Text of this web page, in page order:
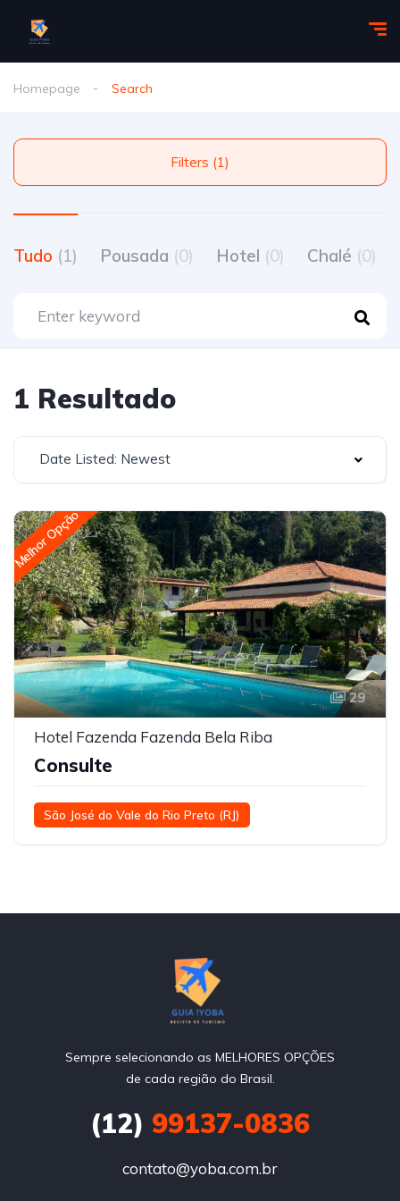
Homepage Search
Filters (1)
Tudo (1) Pousada (0) Hotel (0) Chalé (0)
1 Resultado
Date Listed: Newest
Melhor Opção
29
Hotel Fazenda Fazenda Bela Riba
Consulte
São José do Vale do Rio Preto (RJ)
Sempre selecionando as MELHORES OPÇÕES
de cada região do Brasil.
(12) 99137-0836
contato@yoba.com.br